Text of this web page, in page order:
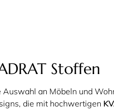
Stoffen
Auswahl an Möbeln und
die mit hochwertigen